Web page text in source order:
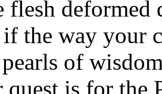
flesh deformed
the way your
pearls of
quest is for the